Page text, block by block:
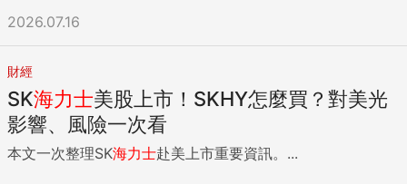
2026.07.16
財經
SK海力士美股上市！SKHY怎麼買？對美光
影響、風險一次看
本文一次整理SK海力士赴美上市重要資訊。...